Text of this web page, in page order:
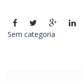
Sem categoria